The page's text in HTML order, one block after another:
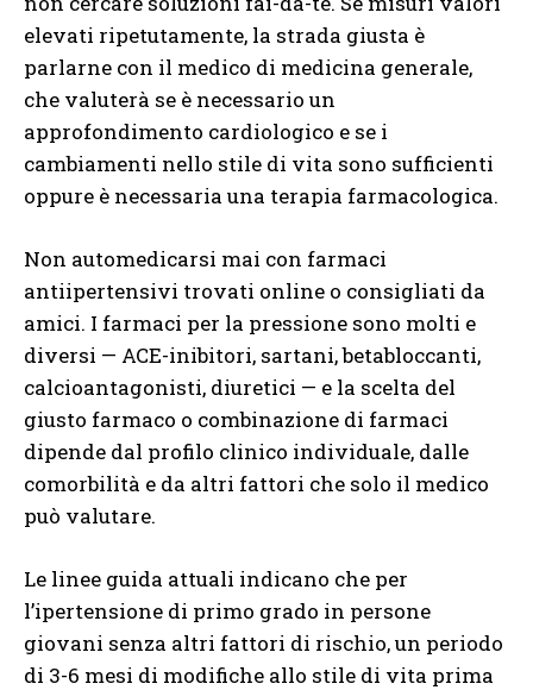
elevati ripetutamente, la strada giusta è
parlarne con il medico di medicina generale,
che valuterà se è necessario un
approfondimento cardiologico e se i
cambiamenti nello stile di vita sono sufficienti
oppure è necessaria una terapia farmacologica.
Non automedicarsi mai con farmaci
antiipertensivi trovati online o consigliati da
amici. I farmaci per la pressione sono molti e
diversi — ACE-inibitori, sartani, betabloccanti,
calcioantagonisti, diuretici — e la scelta del
giusto farmaco o combinazione di farmaci
dipende dal profilo clinico individuale, dalle
comorbilità e da altri fattori che solo il medico
può valutare.
Le linee guida attuali indicano che per
l’ipertensione di primo grado in persone
giovani senza altri fattori di rischio, un periodo
di 3-6 mesi di modifiche allo stile di vita prima